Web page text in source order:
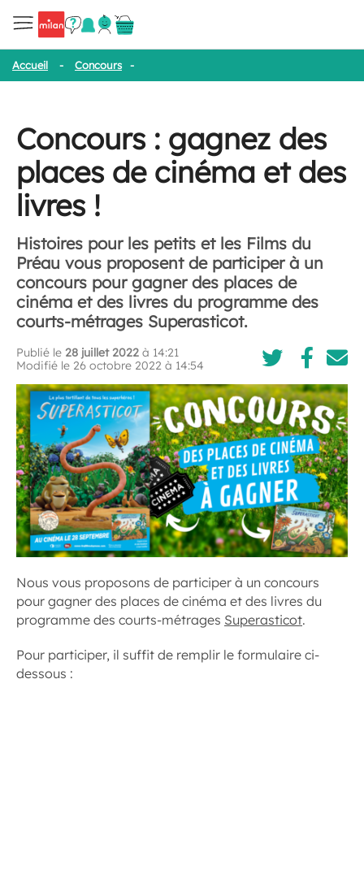
Accueil - Concours -
Concours : gagnez des
places de cinéma et des
livres !
Histoires pour les petits et les Films du
Préau vous proposent de participer à un
concours pour gagner des places de
cinéma et des livres du programme des
courts-métrages Superasticot.
Publié le 28 juillet 2022 à 14:21
Modifié le 26 octobre 2022 à 14:54
Nous vous proposons de participer à un concours
pour gagner des places de cinéma et des livres du
programme des courts-métrages Superasticot.
Pour participer, il suffit de remplir le formulaire ci-
dessous :